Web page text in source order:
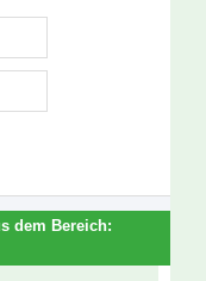
dem Bereich: